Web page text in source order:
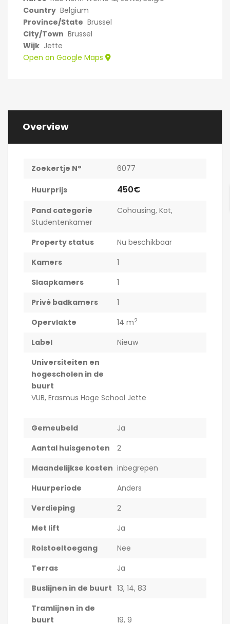
Country Belgium
Province/State Brussel
City/Town Brussel
Wijk Jette
Open on Google Maps
Overview
Zoekertje N° 6077
Huurprijs 450€
Pand categorie Cohousing, Kot,
Studentenkamer
Property status
Nu beschikbaar
Kamers
1
Slaapkamers
1
Privé badkamers
1
Opervlakte
14 m2
Label
Nieuw
Universiteiten en
hogescholen in de
buurt
VUB, Erasmus Hoge School Jette
Gemeubeld
Ja
Aantal huisgenoten
2
Maandelijkse kosten inbegrepen
Huurperiode
Anders
Verdieping
2
Met lift
Ja
Rolstoeltoegang
Nee
Terras
Ja
Buslijnen in de buurt 13, 14, 83
Tramlijnen in de
buurt
19, 9